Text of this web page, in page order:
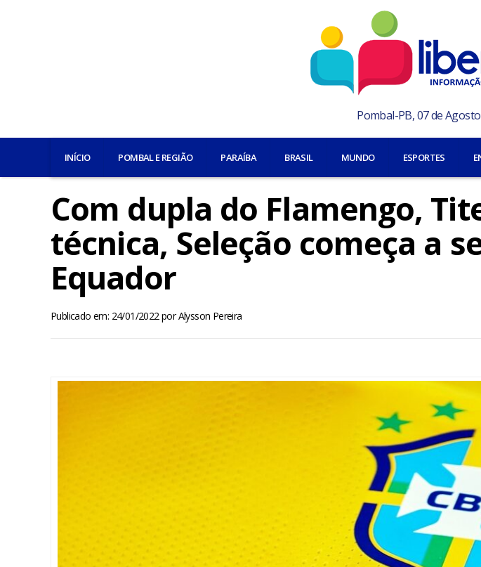
Pombal-PB, 07 de
INÍCIO POMBAL E REGIÃO PARAÍBA BRASIL MUNDO ESPORTES
Com dupla do Flamengo,
técnica, Seleção começa a
Equador
Publicado em: 24/01/2022porAlysson Pereira